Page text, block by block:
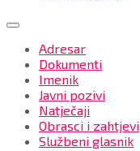
Adresar
Dokumenti
Imenik
Javni pozivi
Natječaji
Obrasci i zahtjevi
Službeni glasnik